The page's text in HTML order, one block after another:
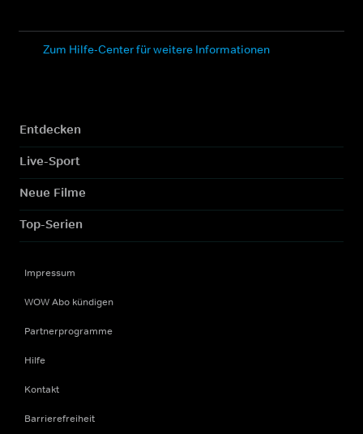
Zum Hilfe-Center für weitere Informationen
Entdecken
Live-Sport
Neue Filme
Top-Serien
Impressum
WOW Abo kündigen
Partnerprogramme
Hilfe
Kontakt
Barrierefreiheit